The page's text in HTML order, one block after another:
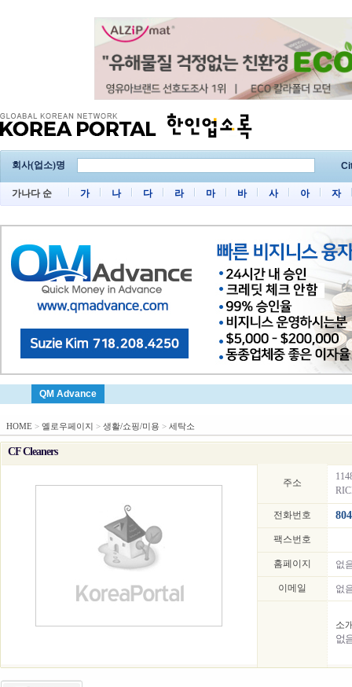
회사(업소)명
가나다 순 가 나 다 라 마 바 사 아 자
QM Advance
HOME > 옐로우페이지 > 생활/쇼핑/미용 > 세탁소
CF Cleaners
주소
전화번호
팩스번호
홈페이지 없
이메일 없
소
없